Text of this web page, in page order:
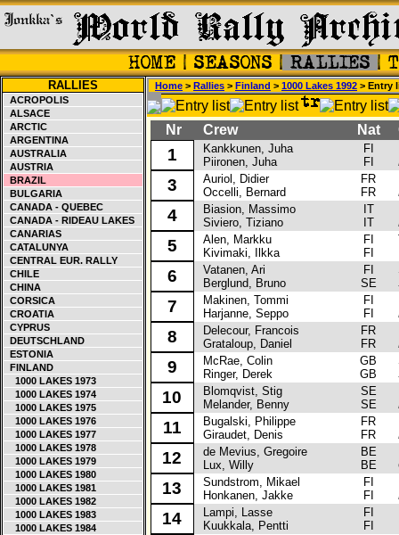
RALLIES
ACROPOLIS
ALSACE
ARCTIC
ARGENTINA
AUSTRALIA
AUSTRIA
BRAZIL
BULGARIA
CANADA - QUEBEC
CANADA - RIDEAU LAKES
CANARIAS
CATALUNYA
CENTRAL EUR. RALLY
CHILE
CHINA
CORSICA
CROATIA
CYPRUS
DEUTSCHLAND
ESTONIA
FINLAND
1000 LAKES 1973
1000 LAKES 1974
1000 LAKES 1975
1000 LAKES 1976
1000 LAKES 1977
1000 LAKES 1978
1000 LAKES 1979
1000 LAKES 1980
1000 LAKES 1981
1000 LAKES 1982
1000 LAKES 1983
1000 LAKES 1984
Home > Rallies > Finland > 1000 Lakes 1992 > Entry
Nr Crew Nat
1
Kankkunen, Juha
Piironen, Juha
FI
FI
3
Auriol, Didier
Occelli, Bernard
FR
FR
4
Biasion, Massimo
Siviero, Tiziano
IT
IT
5
Alen, Markku
Kivimaki, Ilkka
FI
FI
6
Vatanen, Ari
Berglund, Bruno
FI
SE
7
Makinen, Tommi
Harjanne, Seppo
FI
FI
8
Delecour, Francois
Grataloup, Daniel
FR
FR
9
McRae, Colin
Ringer, Derek
GB
GB
10
Blomqvist, Stig
Melander, Benny
SE
SE
11
Bugalski, Philippe
Giraudet, Denis
FR
FR
12
de Mevius, Gregoire
Lux, Willy
BE
BE
13
Sundstrom, Mikael
Honkanen, Jakke
FI
FI
14
Lampi, Lasse
Kuukkala, Pentti
FI
FI